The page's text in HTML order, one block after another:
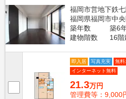
福岡市営地下鉄
福岡県福岡市中
築年数
築6
建物階数
16階
即入居 写真充実
無料
インターネット無料
21.3万円
管理費等：9,000